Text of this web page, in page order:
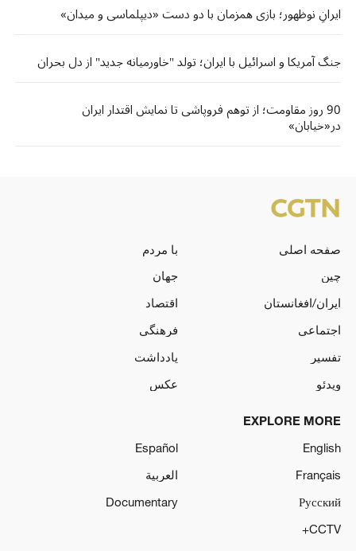
ایرانِ نوظهور؛ بازی همزمان با دو دست «دیپلماسی و میدان»
جنگ آمریکا و اسرائیل با ایران؛ تولد "خاورمیانه جدید" از دل بحران
90 روز مقاومت؛ از توهم فروپاشی تا نمایش اقتدار ایران
در«خیابان»
صفحه اصلی
با مردم
چین
جهان
ایران/افغانستان
اقتصاد
اجتماعی
فرهنگی
تفسیر
یادداشت
ویدئو
عکس
EXPLORE MORE
English
Español
Français
العربية
Русский
Documentary
CCTV+